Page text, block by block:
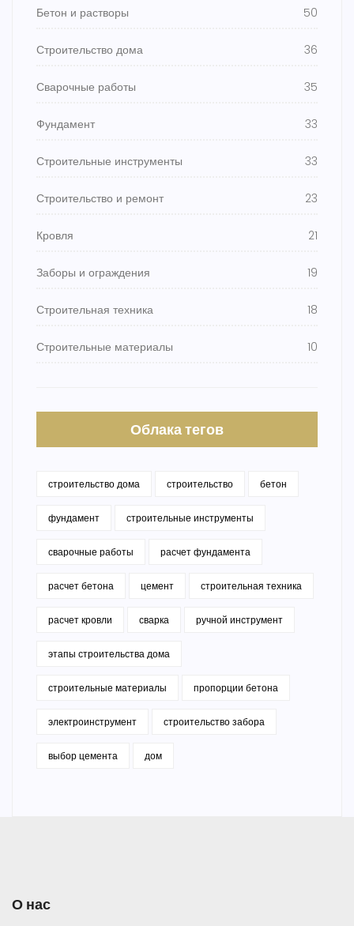
Бетон и растворы 50
Строительство дома 36
Сварочные работы 35
Фундамент 33
Строительные инструменты 33
Строительство и ремонт 23
Кровля 21
Заборы и ограждения 19
Строительная техника 18
Строительные материалы 10
Облака тегов
строительство дома строительство бетон
фундамент строительные инструменты
сварочные работы расчет фундамента
расчет бетона цемент строительная техника
расчет кровли сварка ручной инструмент
этапы строительства дома
строительные материалы пропорции бетона
электроинструмент строительство забора
выбор цемента дом
О нас